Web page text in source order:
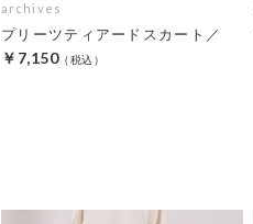
archives
プリーツティアードスカート／
￥7,150